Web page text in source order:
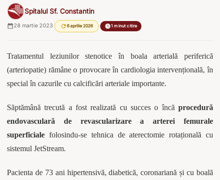
Spitalul Sf. Constantin
28 martie 2023· 6 aprilie 2026 · 1 minut citire
Tratamentul leziunilor stenotice în boala arterială periferică
(arteriopatie) rămâne o provocare în cardiologia intervențională, în
special în cazurile cu calcificări arteriale importante.
Săptămână trecută a fost realizată cu succes o încă procedură
endovasculară de revascularizare a arterei femurale
superficiale folosindu-se tehnica de aterectomie rotațională cu
sistemul JetStream.
Pacienta de 73 ani hipertensivă, diabetică, coronariană și cu boală